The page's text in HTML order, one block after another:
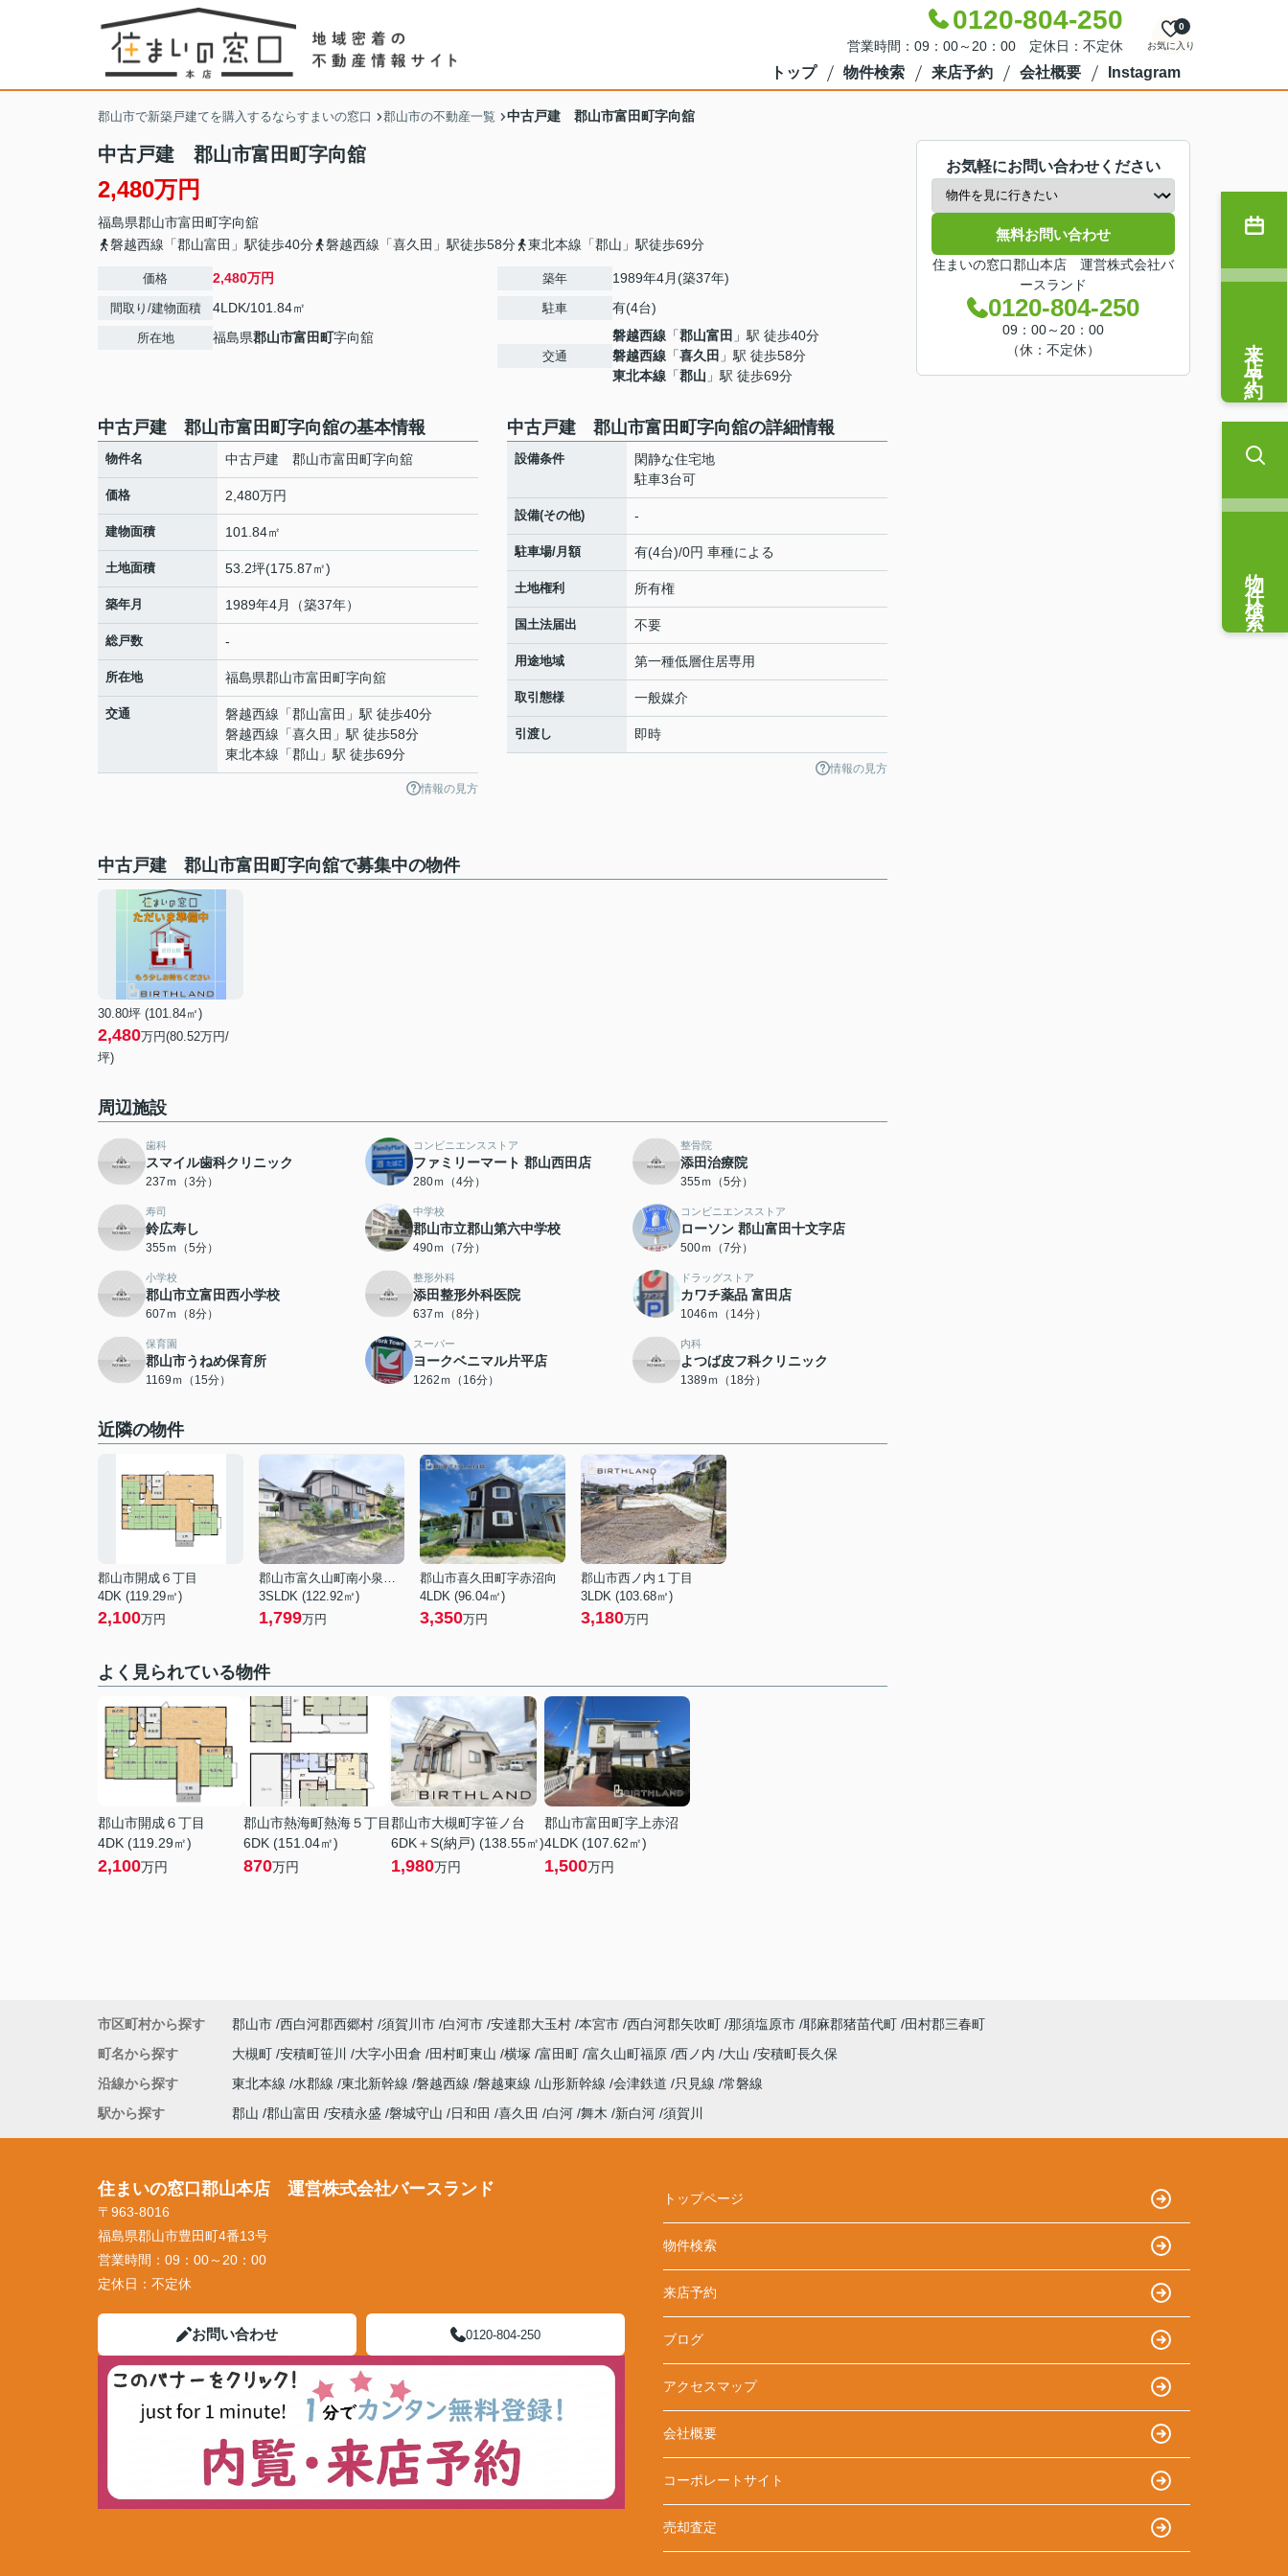
0120-804-250
営業時間：09：00～20：00 定休日：不定休 お気に入り
0
トップ 物件検索 来店予約 会社概要 Instagram
郡山市で新築戸建てを購入するならすまいの窓口 郡山市の不動産一覧 中古戸建 郡山市富田町字向舘
中古戸建 郡山市富田町字向舘
2,480万円
福島県郡山市富田町字向舘
磐越西線「郡山富田」駅徒歩40分
磐越西線「喜久田」駅徒歩58分 東北本線「郡山」駅徒歩69分
価格 2,480万円
間取り/建物面積 4LDK/101.84㎡
所在地 福島県郡山市富田町字向舘
築年 1989年4月(築37年)
駐車 有(4台)
交通
磐越西線 「郡山富田 」駅 徒歩40分
磐越西線 「喜久田 」駅 徒歩58分
東北本線 「郡山 」駅 徒歩69分
中古戸建 郡山市富田町字向舘の基本情報
物件名 中古戸建 郡山市富田町字向舘
価格 2,480万円
建物面積 101.84㎡
土地面積 53.2坪(175.87㎡)
築年月 1989年4月（築37年）
総戸数 -
所在地 福島県郡山市富田町字向舘
交通 磐越西線 「郡山富田 」駅 徒歩40分
磐越西線 「喜久田 」駅 徒歩58分
東北本線 「郡山 」駅 徒歩69分
情報の見方
中古戸建 郡山市富田町字向舘の詳細情報
設備条件
閑静な住宅地
駐車3台可
設備(その他) -
駐車場/月額 有(4台)/0円 車種による
土地権利 所有権
国土法届出 不要
用途地域 第一種低層住居専用
取引態様 一般媒介
引渡し 即時
情報の見方
中古戸建 郡山市富田町字向舘で募集中の物件
30.80坪 (101.84㎡)
2,480万円(80.52万円/
坪)
周辺施設
歯科
スマイル歯科クリニック
237ｍ（3分）
コンビニエンスストア
ファミリーマート 郡山西田店
280ｍ（4分）
整骨院
添田治療院
355ｍ（5分）
寿司
鈴広寿し
355ｍ（5分）
中学校
郡山市立郡山第六中学校
490ｍ（7分）
コンビニエンスストア
ローソン 郡山富田十文字店
500ｍ（7分）
小学校
郡山市立富田西小学校
607ｍ（8分）
整形外科
添田整形外科医院
637ｍ（8分）
ドラッグストア
カワチ薬品 富田店
1046ｍ（14分）
保育園
郡山市うねめ保育所
1169ｍ（15分）
スーパー
ヨークベニマル片平店
1262ｍ（16分）
内科
よつば皮フ科クリニック
1389ｍ（18分）
近隣の物件
郡山市開成６丁目
4DK (119.29㎡)
2,100万円
郡山市富久山町南小泉字関場
3SLDK (122.92㎡)
1,799万円
郡山市喜久田町字赤沼向
4LDK (96.04㎡)
3,350万円
郡山市西ノ内１丁目
3LDK (103.68㎡)
3,180万円
よく見られている物件
郡山市開成６丁目
4DK (119.29㎡)
2,100万円
郡山市熱海町熱海５丁目
6DK (151.04㎡)
870万円
郡山市大槻町字笹ノ台
6DK＋S(納戸) (138.55㎡)
1,980万円
郡山市富田町字上赤沼
4LDK (107.62㎡)
1,500万円
お気軽にお問い合わせください
無料お問い合わせ
住まいの窓口郡山本店 運営株式会社バ
ースランド
0120-804-250
09：00～20：00
（休：不定休）
来店予約
市区町村から探す 郡山市 西白河郡西郷村 須賀川市 白河市 安達郡大玉村 本宮市 西白河郡矢吹町 那須塩原市 耶麻郡猪苗代町
田村郡三春町
町名から探す
大槻町 安積町笹川 大字小田倉 田村町東山 横塚 富田町 富久山町福原 西ノ内 大山 安積町長久保
沿線から探す
東北本線 水郡線 東北新幹線 磐越西線 磐越東線 山形新幹線 会津鉄道 只見線 常磐線
駅から探す
郡山 郡山富田 安積永盛 磐城守山 日和田 喜久田 白河 舞木 新白河 須賀川
住まいの窓口郡山本店 運営株式会社バースランド
〒963-8016
福島県郡山市豊田町4番13号
営業時間： 09：00～20：00
定休日： 不定休
お問い合わせ 0120-804-250
トップページ
物件検索
来店予約
ブログ
アクセスマップ
会社概要
コーポレートサイト
売却査定
物件検索